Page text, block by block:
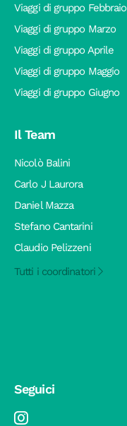
Viaggi di gruppo Febbraio
Viaggi di gruppo Marzo
Viaggi di gruppo Aprile
Viaggi di gruppo Maggio
Viaggi di gruppo Giugno
Il Team
Nicolò Balini
Carlo J Laurora
Daniel Mazza
Stefano Cantarini
Claudio Pelizzeni
Tutti i coordinatori
Seguici